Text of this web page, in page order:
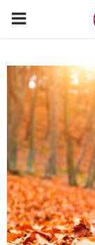
PRIMARY